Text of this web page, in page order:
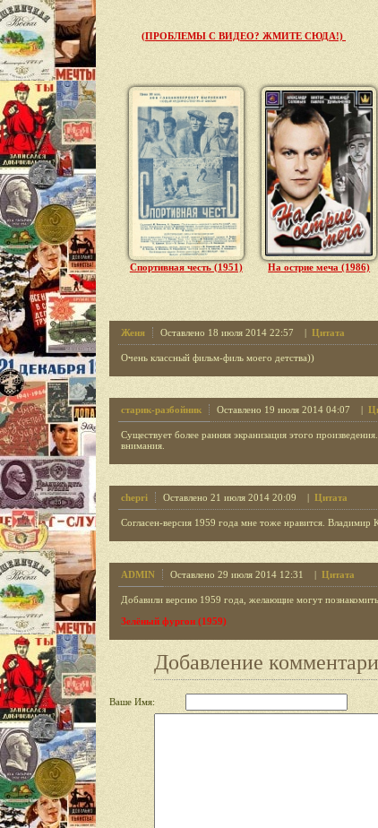
(ПРОБЛЕМЫ С ВИДЕО? ЖМИТЕ СЮДА!)
Спортивная честь (1951) На острие меча (1986)
Женя Оставлено 18 июля 2014 22:57 | Цитата
Очень классный фильм-филь моего детства))
старик-разбойник Оставлено 19 июля 2014 04:07 |
Существует более ранняя экранизация этого
внимания.
chepri Оставлено 21 июля 2014 20:09 | Цитата
Согласен-версия 1959 года мне тоже нравится.
ADMIN Оставлено 29 июля 2014 12:31 | Цитата
Добавили версию 1959 года, желающие могут
Зелёный фургон (1959)
Добавление
Ваше Имя: